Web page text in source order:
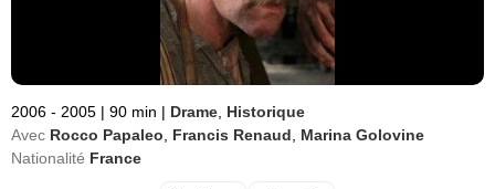
2006 - 2005 | 90 min | Drame Historique
Avec Rocco Papaleo Francis Renaud
Marina Golovine
Nationalité France